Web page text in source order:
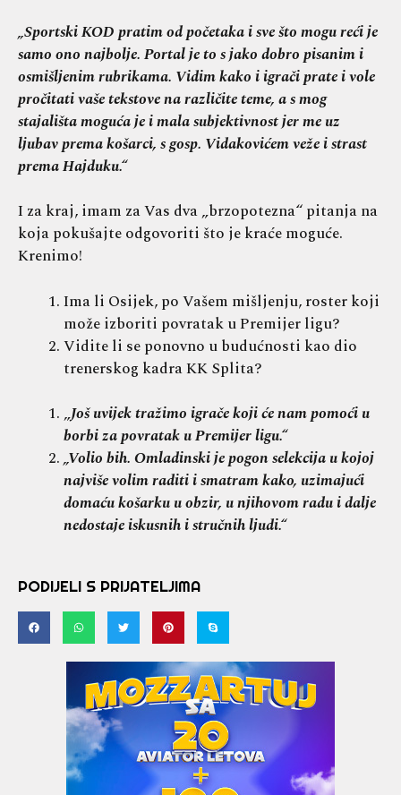
„Sportski KOD pratim od početaka i sve što mogu reći je
samo ono najbolje. Portal je to s jako dobro pisanim i
osmišljenim rubrikama. Vidim kako i igrači prate i vole
pročitati vaše tekstove na različite teme, a s mog
stajališta moguća je i mala subjektivnost jer me uz
ljubav prema košarci, s gosp. Vidakovićem veže i strast
prema Hajduku.“
I za kraj, imam za Vas dva „brzopotezna“ pitanja na
koja pokušajte odgovoriti što je kraće moguće.
Krenimo!
Ima li Osijek, po Vašem mišljenju, roster koji
može izboriti povratak u Premijer ligu?
Vidite li se ponovno u budućnosti kao dio
trenerskog kadra KK Splita?
„Još uvijek tražimo igrače koji će nam pomoći u
borbi za povratak u Premijer ligu.“
„Volio bih. Omladinski je pogon selekcija u kojoj
najviše volim raditi i smatram kako, uzimajući
domaću košarku u obzir, u njihovom radu i dalje
nedostaje iskusnih i stručnih ljudi.“
PODIJELI S PRIJATELJIMA